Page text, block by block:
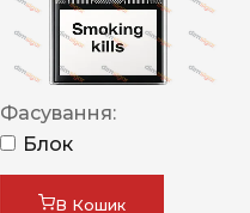
Фасування:
Блок
В Кошик